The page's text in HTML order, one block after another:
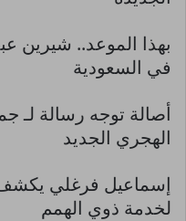
بهذا الموعد.. شيرين
في السعودية
أصالة توجه رسالة لـ
الهجري الجديد
إسماعيل فرغلي
لخدمة ذوي الهمم